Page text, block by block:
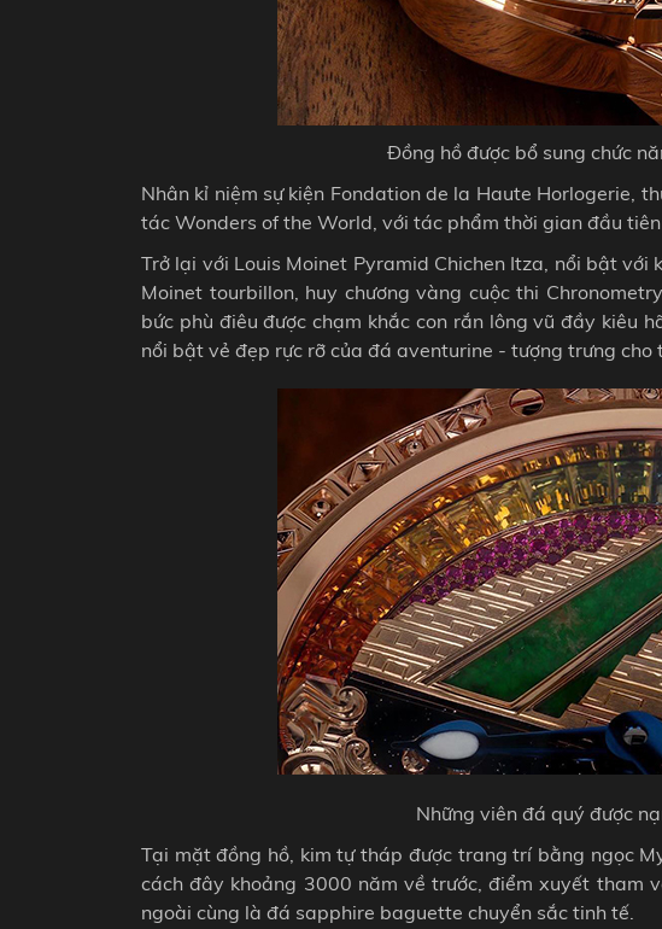
Đồng hồ được bổ sung chức
Nhân kỉ niệm sự kiện Fondation de la Haute Horlogerie,
tác Wonders of the World, với tác phẩm thời gian đầu
Trở lại với Louis Moinet Pyramid Chichen Itza, nổi bật
Moinet tourbillon, huy chương vàng cuộc thi
bức phù điêu được chạm khắc con rắn lông vũ đầy kiêu
nổi bật vẻ đẹp rực rỡ của đá aventurine - tượng trưng cho
Những viên đá quý được
Tại mặt đồng hồ, kim tự tháp được trang trí bằng ngọc
cách đây khoảng 3000 năm về trước, điểm xuyết tham
ngoài cùng là đá sapphire baguette chuyển sắc tinh tế.